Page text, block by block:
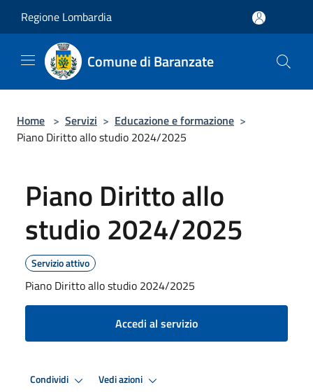
Regione Lombardia
Comune di Baranzate
Home > Servizi > Educazione e formazione >
Piano Diritto allo studio 2024/2025
Piano Diritto allo
studio 2024/2025
Servizio attivo
Piano Diritto allo studio 2024/2025
Accedi al servizio
Condividi Vedi azioni